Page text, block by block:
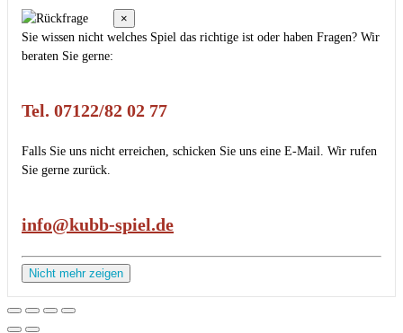
×
Sie wissen nicht welches Spiel das richtige ist oder haben Fragen? Wir
beraten Sie gerne:
Tel. 07122/82 02 77
Falls Sie uns nicht erreichen, schicken Sie uns eine E-Mail. Wir rufen
Sie gerne zurück.
info@kubb-spiel.de
Nicht mehr zeigen